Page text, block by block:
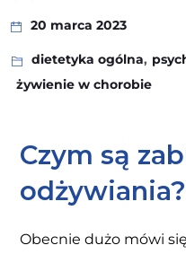
20 marca 2023
dietetyka ogólna,
żywienie w chorobie
Czym są
odżywiania?
Obecnie dużo mówi